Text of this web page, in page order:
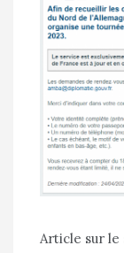
Article sur le